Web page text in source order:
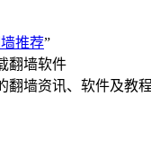
推荐”
翻墙软件
翻墙资讯、软件及教程